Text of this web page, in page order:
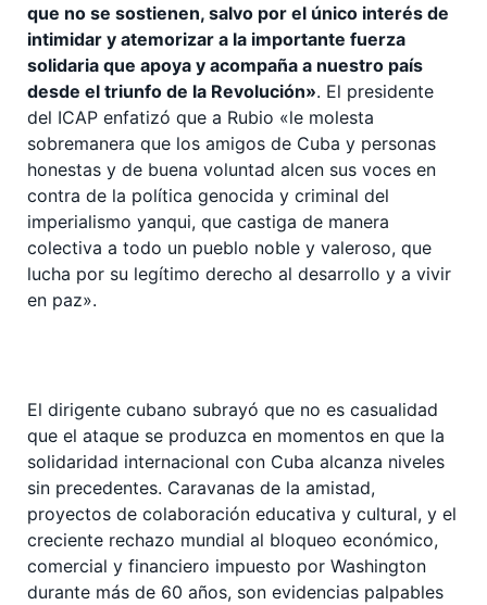
que no se sostienen, salvo por el único interés de
intimidar y atemorizar a la importante fuerza
solidaria que apoya y acompaña a nuestro país
desde el triunfo de la Revolución». El presidente
del ICAP enfatizó que a Rubio «le molesta
sobremanera que los amigos de Cuba y personas
honestas y de buena voluntad alcen sus voces en
contra de la política genocida y criminal del
imperialismo yanqui, que castiga de manera
colectiva a todo un pueblo noble y valeroso, que
lucha por su legítimo derecho al desarrollo y a vivir
en paz».
El dirigente cubano subrayó que no es casualidad
que el ataque se produzca en momentos en que la
solidaridad internacional con Cuba alcanza niveles
sin precedentes. Caravanas de la amistad,
proyectos de colaboración educativa y cultural, y el
creciente rechazo mundial al bloqueo económico,
comercial y financiero impuesto por Washington
durante más de 60 años, son evidencias palpables